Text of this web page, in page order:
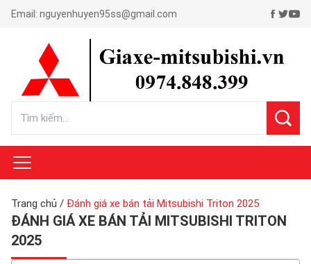
Email: nguyenhuyen95ss@gmail.com
Trang chủ / Đánh giá xe bán tải Mitsubishi Triton 2025
ĐÁNH GIÁ XE BÁN TẢI MITSUBISHI TRITON
2025